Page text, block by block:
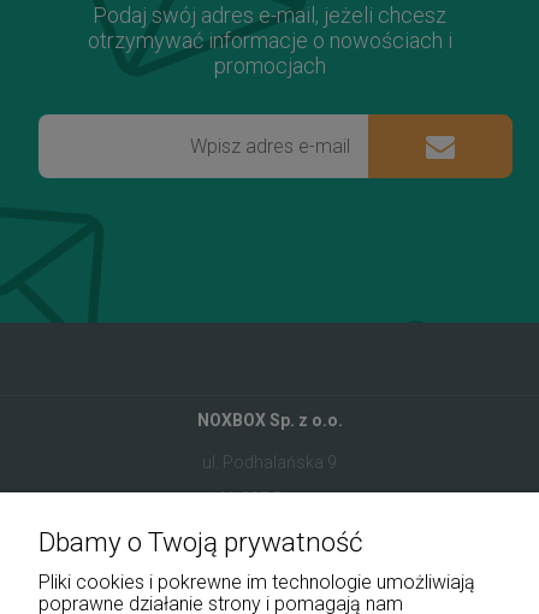
Podaj swój adres e-mail, jeżeli chcesz
otrzymywać informacje o nowościach i
promocjach
NOXBOX Sp. z o.o.
ul. Podhalańska 9
41-907 Bytom
+48 534 555 344
sklep@noxbox.pl
Dbamy o Twoją prywatność
Pliki cookies i pokrewne im technologie umożliwiają
poprawne działanie strony i pomagają nam